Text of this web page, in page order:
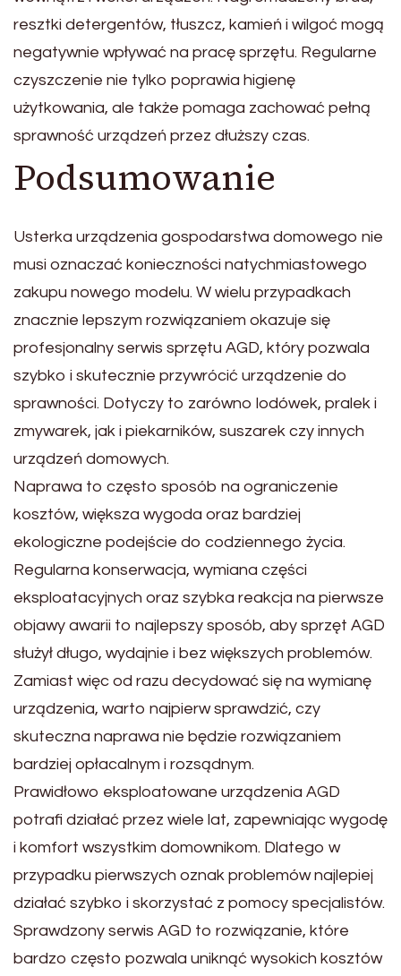
resztki detergentów, tłuszcz, kamień i wilgoć mogą
negatywnie wpływać na pracę sprzętu. Regularne
czyszczenie nie tylko poprawia higienę
użytkowania, ale także pomaga zachować pełną
sprawność urządzeń przez dłuższy czas.
Podsumowanie
Usterka urządzenia gospodarstwa domowego nie
musi oznaczać konieczności natychmiastowego
zakupu nowego modelu. W wielu przypadkach
znacznie lepszym rozwiązaniem okazuje się
profesjonalny serwis sprzętu AGD, który pozwala
szybko i skutecznie przywrócić urządzenie do
sprawności. Dotyczy to zarówno lodówek, pralek i
zmywarek, jak i piekarników, suszarek czy innych
urządzeń domowych.
Naprawa to często sposób na ograniczenie
kosztów, większa wygoda oraz bardziej
ekologiczne podejście do codziennego życia.
Regularna konserwacja, wymiana części
eksploatacyjnych oraz szybka reakcja na pierwsze
objawy awarii to najlepszy sposób, aby sprzęt AGD
służył długo, wydajnie i bez większych problemów.
Zamiast więc od razu decydować się na wymianę
urządzenia, warto najpierw sprawdzić, czy
skuteczna naprawa nie będzie rozwiązaniem
bardziej opłacalnym i rozsądnym.
Prawidłowo eksploatowane urządzenia AGD
potrafi działać przez wiele lat, zapewniając wygodę
i komfort wszystkim domownikom. Dlatego w
przypadku pierwszych oznak problemów najlepiej
działać szybko i skorzystać z pomocy specjalistów.
Sprawdzony serwis AGD to rozwiązanie, które
bardzo często pozwala uniknąć wysokich kosztów